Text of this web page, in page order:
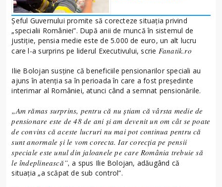
Șeful Guvernului promite să corecteze situația privind
„specialii României”. După anii de muncă în sistemul de
justiție, pensia medie este de 5.000 de euro, un alt lucru
care l-a surprins pe liderul Executivului, scrie Fanatik.ro
Ilie Bolojan susține că beneficiile pensionarilor speciali au
ajuns în atenția sa în perioada în care a fost președinte
interimar al României, atunci când a semnat pensionările.
„Am rămas surprins, pentru că nu știam că vârsta medie de
pensionare este de 48 de ani şi am devenit un om cât se poate
de convins că aceste lucruri nu mai pot continua pentru că
sunt anormale şi le vom corecta. Iar corecția pe pensii
speciale este unul din jaloanele pe care România trebuie să
le îndeplinească”,a spus Ilie Bolojan, adăugând că
situația „a scăpat de sub control”.